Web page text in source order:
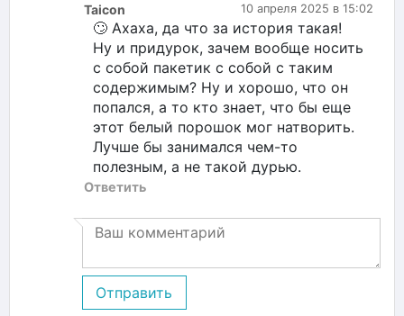
10 апреля 2025 в 15:02
Taicon
🙄 Ахаха, да что за история такая!
Ну и придурок, зачем вообще носить
с собой пакетик с собой с таким
содержимым? Ну и хорошо, что он
попался, а то кто знает, что бы еще
этот белый порошок мог натворить.
Лучше бы занимался чем-то
полезным, а не такой дурью.
Ответить
Отправить